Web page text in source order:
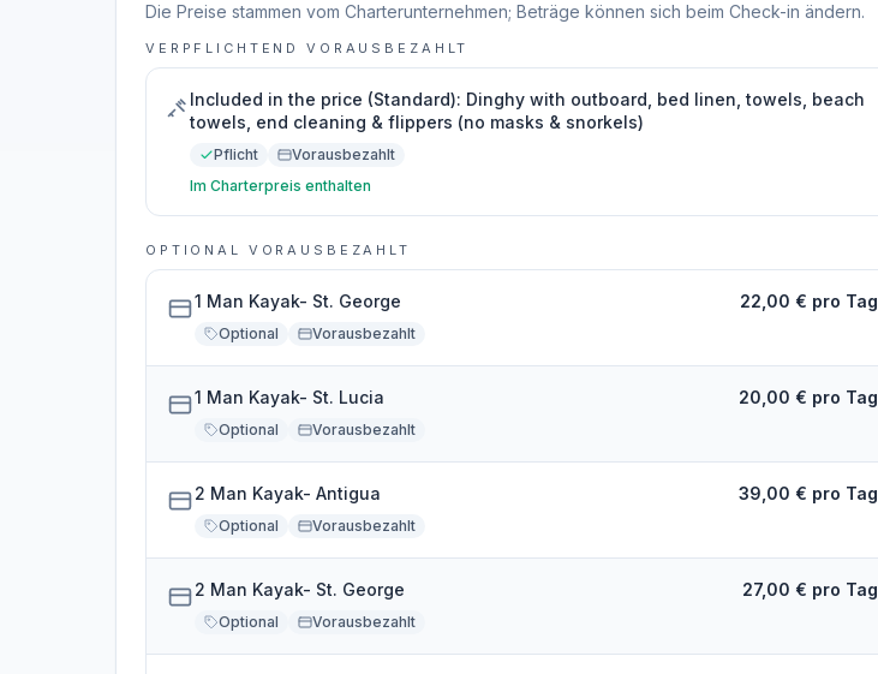
Die Preise stammen vom Charterunternehmen; Beträge können sich beim Check-in ändern.
VERPFLICHTEND VORAUSBEZAHLT
Included in the price (Standard): Dinghy with outboard, bed linen, towels, beach
towels, end cleaning & flippers (no masks & snorkels)
Pflicht
Vorausbezahlt
Im Charterpreis enthalten
OPTIONAL VORAUSBEZAHLT
1 Man Kayak- St. George
Optional Vorausbezahlt
22,00 € pro Tag
1 Man Kayak- St. Lucia
Optional Vorausbezahlt
20,00 € pro Tag
2 Man Kayak- Antigua
Optional Vorausbezahlt
39,00 € pro Tag
2 Man Kayak- St. George
Optional Vorausbezahlt
27,00 € pro Tag